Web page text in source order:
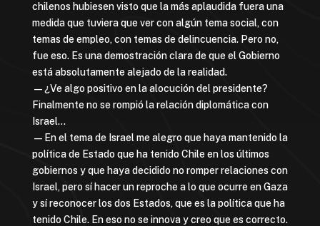
chilenos hubiesen visto que la más aplaudida fuera una
medida que tuviera que ver con algún tema social, con
temas de empleo, con temas de delincuencia. Pero no,
fue eso. Es una demostración clara de que el Gobierno
está absolutamente alejado de la realidad.
—¿Ve algo positivo en la alocución del presidente?
Finalmente no se rompió la relación diplomática con
Israel…
—En el tema de Israel me alegro que haya mantenido la
política de Estado que ha tenido Chile en los últimos
gobiernos y que haya decidido no romper relaciones con
Israel, pero sí hacer un reproche a lo que ocurre en Gaza
y sí reconocer los dos Estados, que es la política que ha
tenido Chile. En eso no se innova y creo que es correcto.